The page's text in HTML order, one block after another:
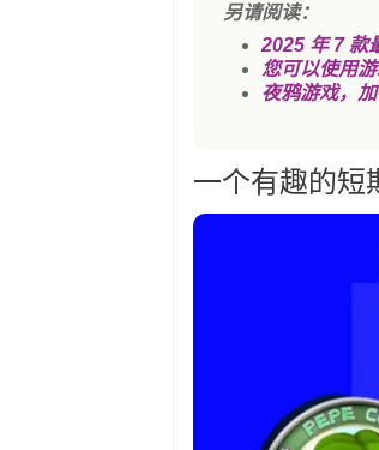
另请阅读：
2025 年 7 款
您可以使用
夜鸦游戏，
一个有趣的短